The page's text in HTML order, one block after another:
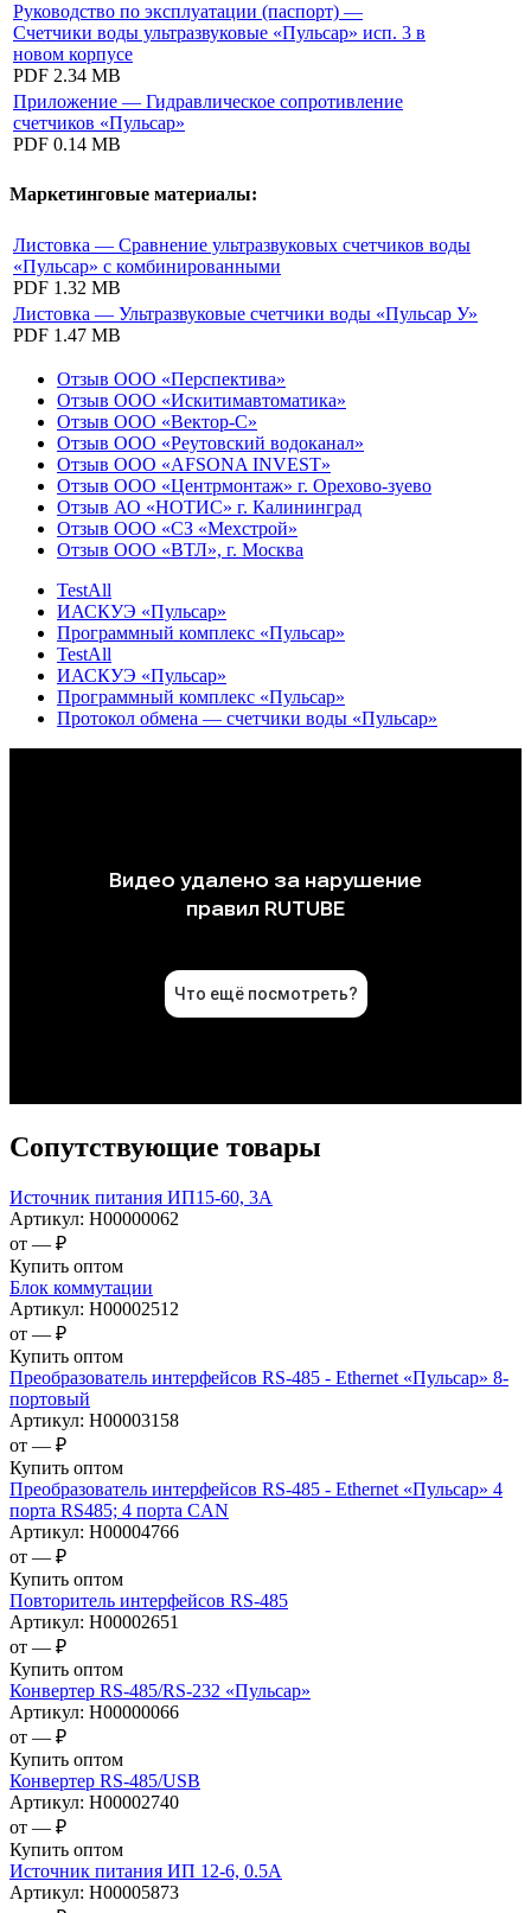
Руководство по эксплуатации (паспорт) —
Счетчики воды ультразвуковые «Пульсар» исп. 3 в
новом корпусе
PDF 2.34 MB
Приложение — Гидравлическое сопротивление
счетчиков «Пульсар»
PDF 0.14 MB
Маркетинговые материалы:
Листовка — Сравнение ультразвуковых счетчиков воды
«Пульсар» с комбинированными
PDF 1.32 MB
Листовка — Ультразвуковые счетчики воды «Пульсар У»
PDF 1.47 MB
Отзыв ООО «Перспектива»
Отзыв ООО «Искитимавтоматика»
Отзыв ООО «Вектор-С»
Отзыв ООО «Реутовский водоканал»
Отзыв ООО «AFSONA INVEST»
Отзыв ООО «Центрмонтаж» г. Орехово-зуево
Отзыв АО «НОТИС» г. Калининград
Отзыв ООО «СЗ «Мехстрой»
Отзыв ООО «ВТЛ», г. Москва
TestAll
ИАСКУЭ «Пульсар»
Программный комплекс «Пульсар»
TestAll
ИАСКУЭ «Пульсар»
Программный комплекс «Пульсар»
Протокол обмена — счетчики воды «Пульсар»
Сопутствующие товары
Источник питания ИП15-60, 3А
Артикул: Н00000062
от — ₽
Купить оптом
Блок коммутации
Артикул: Н00002512
от — ₽
Купить оптом
Преобразователь интерфейсов RS-485 - Ethernet «Пульсар» 8-
портовый
Артикул: Н00003158
от — ₽
Купить оптом
Преобразователь интерфейсов RS-485 - Ethernet «Пульсар» 4
порта RS485; 4 порта CAN
Артикул: Н00004766
от — ₽
Купить оптом
Повторитель интерфейсов RS-485
Артикул: Н00002651
от — ₽
Купить оптом
Конвертер RS-485/RS-232 «Пульсар»
Артикул: Н00000066
от — ₽
Купить оптом
Конвертер RS-485/USB
Артикул: Н00002740
от — ₽
Купить оптом
Источник питания ИП 12-6, 0.5А
Артикул: Н00005873